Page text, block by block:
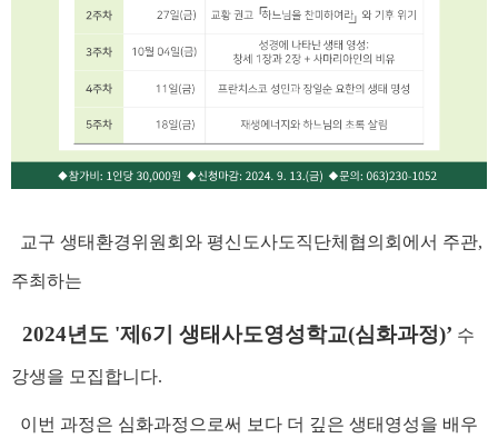
교구 생태환경위원회와 평신도사도직단체협의회에서 주관,
주최하는
2024년도 '제 6기 생태사도영성학교(심화과정)’ 수
강생을 모집합니다.
이번 과정은 심화과정으로써 보다 더 깊은 생태영성을 배우